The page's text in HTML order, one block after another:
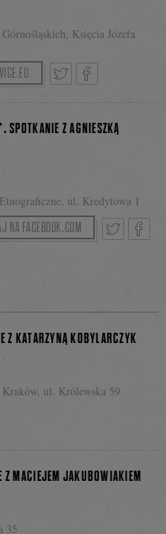
Księcia Józefa
na
ul. Kredytowa 1
SPOTKANIE Z AGNIESZKĄ
dr Magdalena Wróblewska.
NA FACEBOOK.COM
się
ul. Królewska 59
Z KATARZYNĄ KOBYLARCZYK
35
Z MACIEJEM JAKUBOWIAKIEM